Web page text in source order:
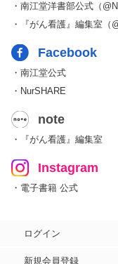
・南江堂洋書部公式（
・『がん看護』編集室（
Facebook
・南江堂公式
・NurSHARE
note
・『がん看護』編集室
Instagram
・電子書籍 公式
ログイン
新規会員登録